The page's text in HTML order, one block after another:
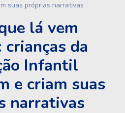
suas próprias narrativas
lá vem
da
Infantil
e criam suas
narrativas